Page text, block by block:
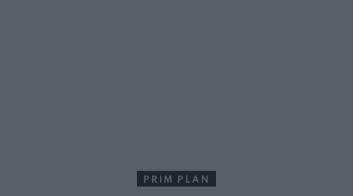
PRIM PLAN